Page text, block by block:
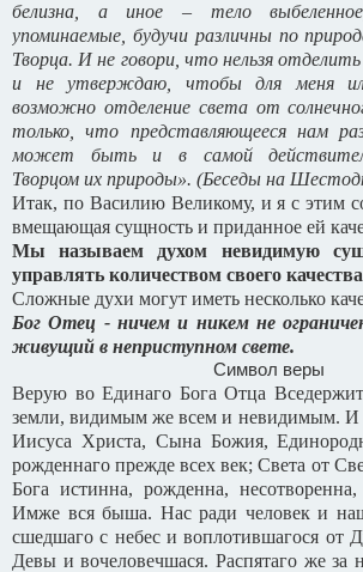
белизна, а иное – тело
упоминаемые, будучи различны по
Творца. И не говори, что нельзя
и не утверждаю, чтобы для меня
возможно отделение света от
только, что представляющееся нам
может быть и в самой
Творцом их природы». (Беседы на
Итак, по Василию Великому, и я с этим
вмещающая сущность и приданное ей
Мы называем духом невидимую
управлять количеством своего
Сложные духи могут иметь несколько
Бог Отец - ничем и никем не
живущий в неприступном свете.
Символ веры
Верую во Единаго Бога Отца
земли, видимым же всем и невидимым. И
Иисуса Христа, Сына Божия,
рожденнаго прежде всех век; Света от
Бога истинна, рожденна,
Имже вся быша. Нас ради человек и
сшедшаго с небес и воплотившагося от
Девы и вочеловечшася. Распятаго же